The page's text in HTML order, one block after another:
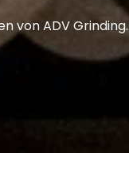
von ADV Grinding.